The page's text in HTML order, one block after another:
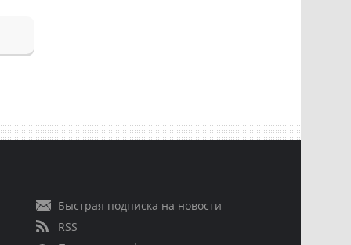
Быстрая подписка на новости
RSS